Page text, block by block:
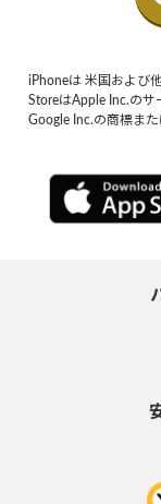
iPhoneは 米国および
StoreはApple Inc.のサ
Google Inc.の商標また